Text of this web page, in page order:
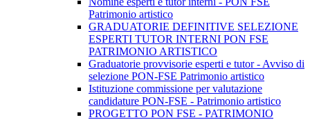
Patrimonio artistico
GRADUATORIE DEFINITIVE SELEZIONE
ESPERTI TUTOR INTERNI PON FSE
PATRIMONIO ARTISTICO
Graduatorie provvisorie esperti e tutor - Avviso di
selezione PON-FSE Patrimonio artistico
Istituzione commissione per valutazione
candidature PON-FSE - Patrimonio artistico
PROGETTO PON FSE - PATRIMONIO